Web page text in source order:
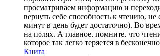
просматриваем информацию и
вернуть себе способность к чтению,
минут в день будет достаточно). Во
на полях. А главное, помните, что
которое так легко теряется в
Книга